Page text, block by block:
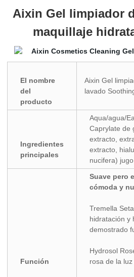
Aixin Gel limpiador
maquillaje
El nombre
del
producto
Aixin Gel
lavado
Ingredientes
principales
Aqua/agua/
Caprylate de
extracto,
extracto,
nucifera)
Función
Suave pero
cómoda y
Tremella
hidratación y
demostrado
Hydrosol
rosa de la luz